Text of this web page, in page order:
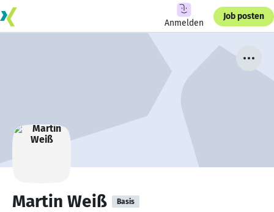
Anmelden
Job posten
Martin Weiß Basis